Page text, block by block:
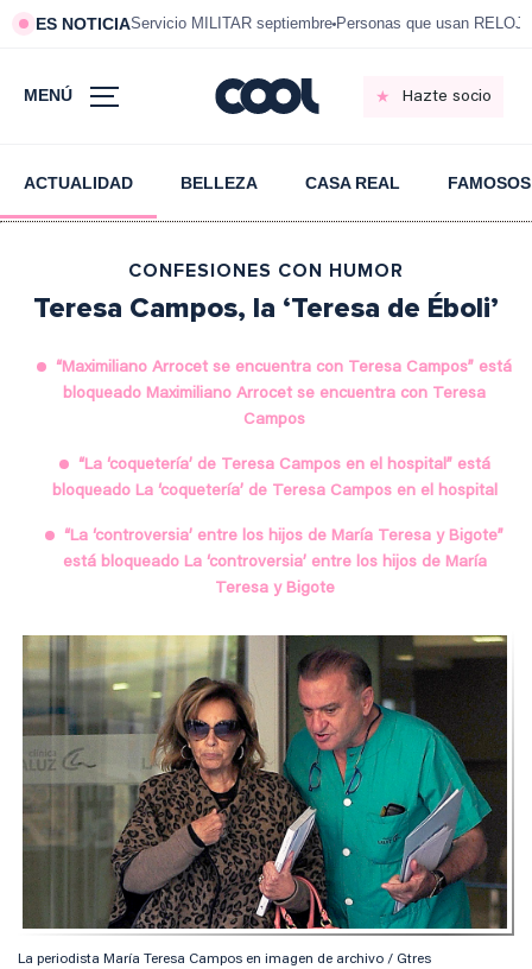
ES NOTICIAServicio MILITAR septiembre Personas que usan RELOJ
MENÚ Hazte socio
ACTUALIDAD BELLEZA CASA REAL FAMOSOS
CONFESIONES CON HUMOR
Teresa Campos, la ‘Teresa de Éboli’
“Maximiliano Arrocet se encuentra con Teresa Campos” está
bloqueado Maximiliano Arrocet se encuentra con Teresa
Campos
“La ‘coquetería’ de Teresa Campos en el hospital” está
bloqueado La ‘coquetería’ de Teresa Campos en el hospital
“La ‘controversia’ entre los hijos de María Teresa y Bigote”
está bloqueado La ‘controversia’ entre los hijos de María
Teresa y Bigote
La periodista María Teresa Campos en imagen de archivo / Gtres